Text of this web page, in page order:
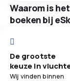
Waarom is
boeken bij
De grootste
keuze in
Wij vinden binnen